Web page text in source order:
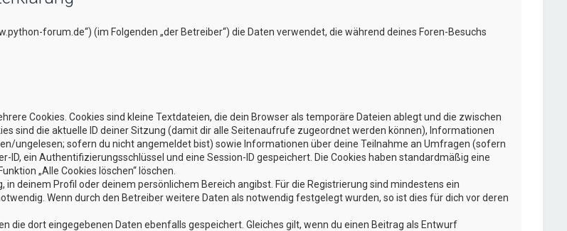
forum.de“) (im Folgenden „der Betreiber“) die Daten verwendet, die während deines Foren-Besuchs
Cookies. Cookies sind kleine Textdateien, die dein Browser als temporäre Dateien ablegt und die zwischen
sind die aktuelle ID deiner Sitzung (damit dir alle Seitenaufrufe zugeordnet werden können), Informationen
ungelesen; sofern du nicht angemeldet bist) sowie Informationen über deine Teilnahme an Umfragen (sofern
ein Authentifizierungsschlüssel und eine Session-ID gespeichert. Die Cookies haben standardmäßig eine
„Alle Cookies löschen“ löschen.
deinem Profil oder deinem persönlichem Bereich angibst. Für die Registrierung sind mindestens ein
Wenn durch den Betreiber weitere Daten als notwendig festgelegt wurden, so ist dies für dich vor deren
die dort eingegebenen Daten ebenfalls gespeichert. Gleiches gilt, wenn du einen Beitrag als Entwurf